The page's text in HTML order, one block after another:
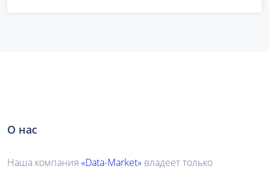
О нас
Наша компания «Data-Market» владеет только